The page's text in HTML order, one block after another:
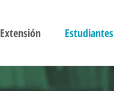
Extensión Estudiantes